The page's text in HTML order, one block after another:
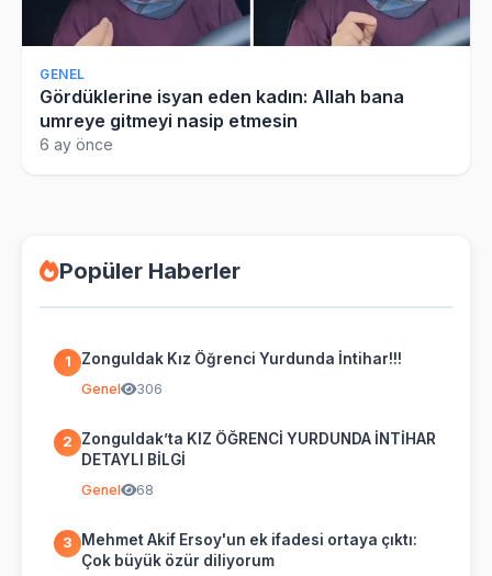
GENEL
Gördüklerine isyan eden kadın: Allah bana
umreye gitmeyi nasip etmesin
6 ay önce
Popüler Haberler
1 Zonguldak Kız Öğrenci Yurdunda İntihar!!!
Genel 306
2
Zonguldak’ta KIZ ÖĞRENCİ YURDUNDA İNTİHAR
DETAYLI BİLGİ
Genel 68
3
Mehmet Akif Ersoy'un ek ifadesi ortaya çıktı:
Çok büyük özür diliyorum